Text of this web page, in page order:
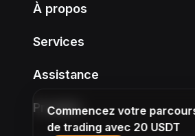
À propos
Services
Assistance
Produits
Commencez votre
de trading avec 20 USDT